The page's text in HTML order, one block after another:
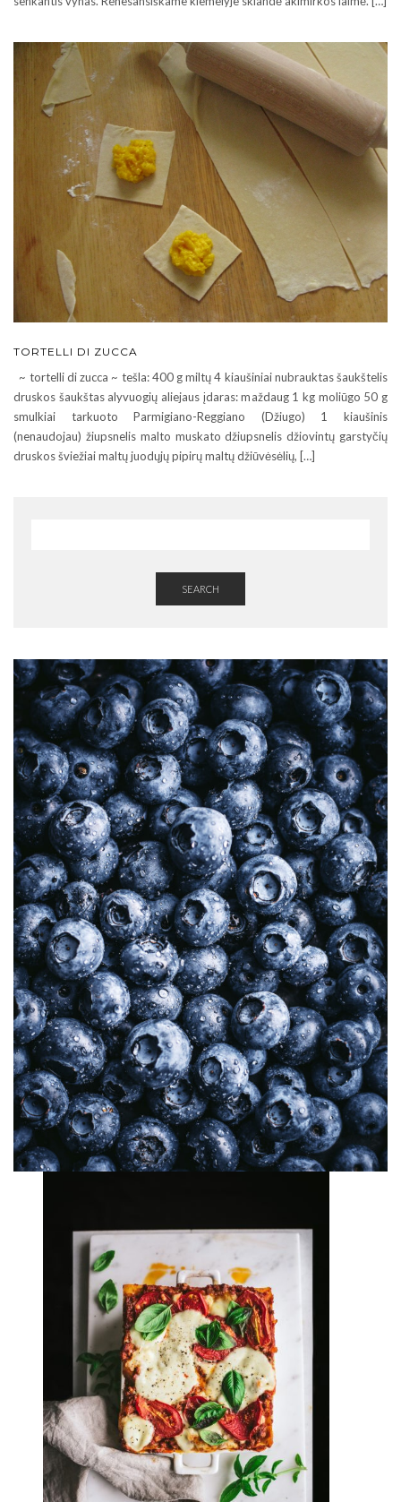
TORTELLI DI ZUCCA
~ tortelli di zucca ~ tešla: 400 g miltų 4 kiaušiniai nubrauktas šaukštelis
druskos šaukštas alyvuogių aliejaus įdaras: maždaug 1 kg moliūgo 50 g
smulkiai tarkuoto Parmigiano-Reggiano (Džiugo) 1 kiaušinis
(nenaudojau) žiupsnelis malto muskato džiupsnelis džiovintų garstyčių
druskos šviežiai maltų juodųjų pipirų maltų džiūvėsėlių, […]
SEARCH